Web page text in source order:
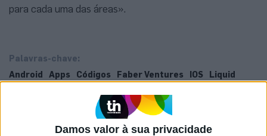
Damos valor à sua privacidade
para cada uma das áreas».
Palavras-chave:
Android
Apps Códigos Faber Ventures IOS
Liquid
programação SDK